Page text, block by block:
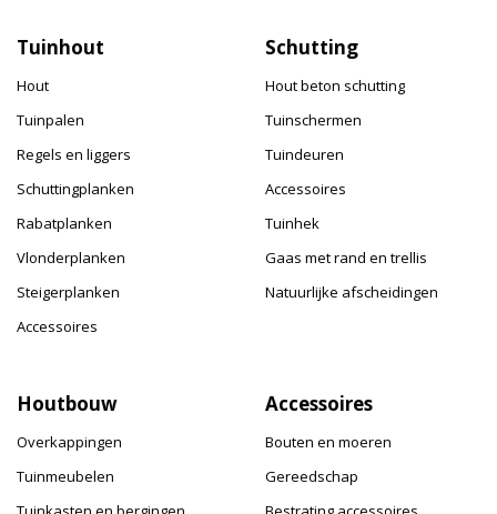
Tuinhout
Hout
Tuinpalen
Regels en liggers
Schuttingplanken
Rabatplanken
Vlonderplanken
Steigerplanken
Accessoires
Schutting
Hout beton schutting
Tuinschermen
Tuindeuren
Accessoires
Tuinhek
Gaas met rand en trellis
Natuurlijke afscheidingen
Houtbouw
Overkappingen
Tuinmeubelen
Accessoires
Bouten en moeren
Gereedschap